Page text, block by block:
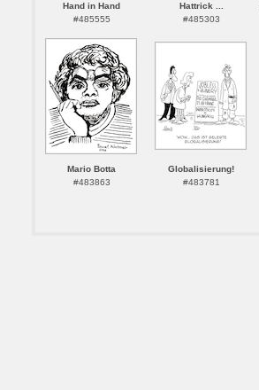
Hand in Hand
#485555
Hattrick ...
#485303
Mario Botta
#483863
Globalisierung!
#483781